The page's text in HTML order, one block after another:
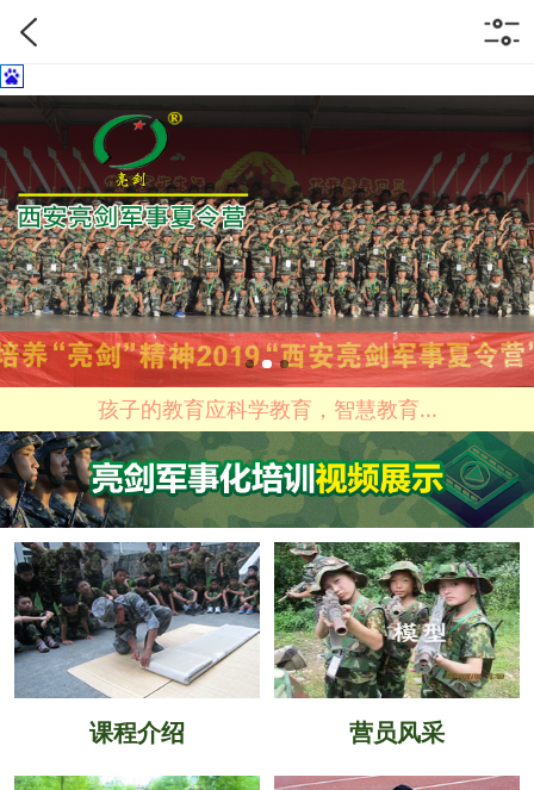
孩子的教育应科学教育，智慧教育...
课程介绍 营员风采